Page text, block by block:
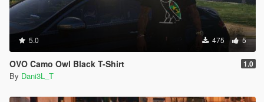
5.0 475 5
OVO Camo Owl Black T-Shirt 1.0
By Dani3L_T